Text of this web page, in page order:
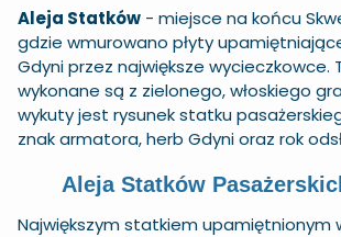
Aleja Statków - miejsce na końcu
gdzie wmurowano płyty
Gdyni przez największe wycieczkowce.
wykonane są z zielonego, włoskiego
wykuty jest rysunek statku
znak armatora, herb Gdyni oraz rok
Aleja Statków
Największym statkiem upamiętnionym